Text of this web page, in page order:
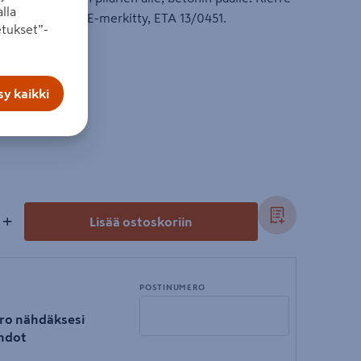
150 mm. CE-merkitty, ETA 13/0451.
+ Lisää ostoskoriin
nähdäksesi
POSTINUMERO
kaikki